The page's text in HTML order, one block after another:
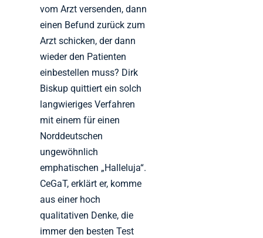
vom Arzt versenden, dann
einen Befund zurück zum
Arzt schicken, der dann
wieder den Patienten
einbestellen muss? Dirk
Biskup quittiert ein solch
langwieriges Verfahren
mit einem für einen
Norddeutschen
ungewöhnlich
emphatischen „Halleluja“.
CeGaT, erklärt er, komme
aus einer hoch
qualitativen Denke, die
immer den besten Test